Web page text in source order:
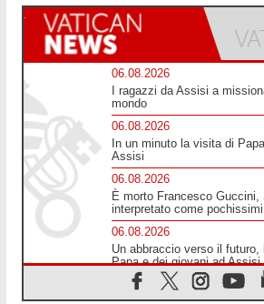
06.08.2026
I ragazzi da Assisi a
mondo
06.08.2026
In un minuto la visita di
Assisi
06.08.2026
È morto Francesco Guccini,
interpretato come
06.08.2026
Un abbraccio verso il futuro,
Papa e dei giovani ad Assisi
06.08.2026